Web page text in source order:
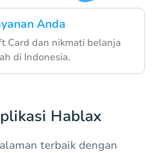
Anda
Card dan nikmati belanja
di Indonesia.
Hablax
terbaik dengan